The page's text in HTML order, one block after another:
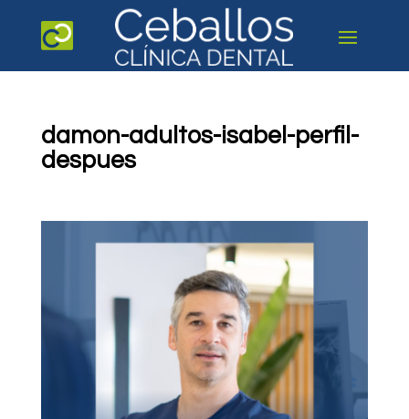
damon-adultos-isabel-perfil-
despues